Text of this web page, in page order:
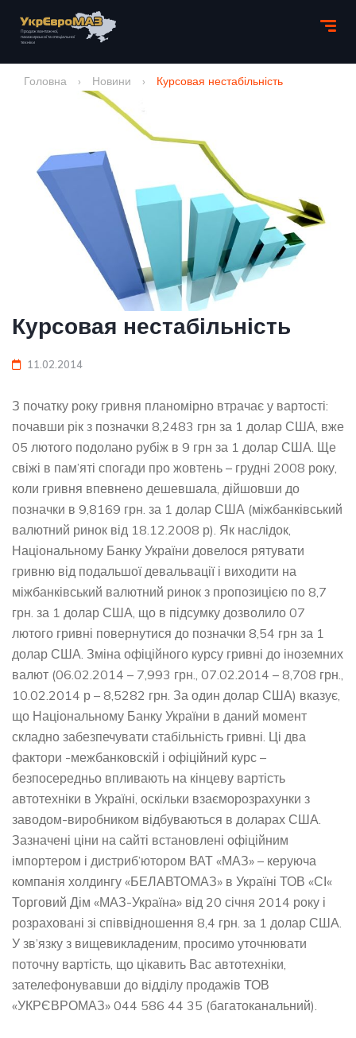
Головна › Новини › Курсовая нестабільність
Курсовая нестабільність
11.02.2014
З початку року гривня планомірно втрачає у вартості:
почавши рік з позначки 8,2483 грн за 1 долар США, вже
05 лютого подолано рубіж в 9 грн за 1 долар США. Ще
свіжі в пам’яті спогади про жовтень – грудні 2008 року,
коли гривня впевнено дешевшала, дійшовши до
позначки в 9,8169 грн. за 1 долар США (міжбанківський
валютний ринок від 18.12.2008 р). Як наслідок,
Національному Банку України довелося рятувати
гривню від подальшої девальвації і виходити на
міжбанківський валютний ринок з пропозицією по 8,7
грн. за 1 долар США, що в підсумку дозволило 07
лютого гривні повернутися до позначки 8,54 грн за 1
долар США. Зміна офіційного курсу гривні до іноземних
валют (06.02.2014 – 7,993 грн., 07.02.2014 – 8,708 грн.,
10.02.2014 р – 8,5282 грн. За один долар США) вказує,
що Національному Банку України в даний момент
складно забезпечувати стабільність гривні. Ці два
фактори -межбанковскій і офіційний курс –
безпосередньо впливають на кінцеву вартість
автотехніки в Україні, оскільки взаєморозрахунки з
заводом-виробником відбуваються в доларах США.
Зазначені ціни на сайті встановлені офіційним
імпортером і дистриб’ютором ВАТ «МАЗ» – керуюча
компанія холдингу «БЕЛАВТОМАЗ» в Україні ТОВ «СІ«
Торговий Дім «МАЗ-Україна» від 20 січня 2014 року і
розраховані зі співвідношення 8,4 грн. за 1 долар США.
У зв’язку з вищевикладеним, просимо уточнювати
поточну вартість, що цікавить Вас автотехніки,
зателефонувавши до відділу продажів ТОВ
«УКРЄВРОМАЗ» 044 586 44 35 (багатоканальний).